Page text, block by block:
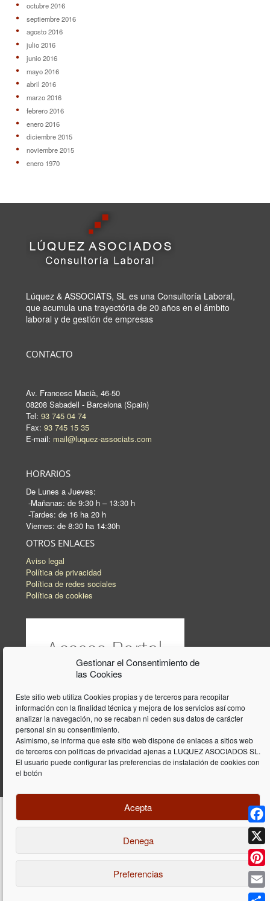
Gestionar el Consentimiento de
las Cookies
Este sitio web utiliza Cookies propias y de terceros para recopilar
información con la finalidad técnica y mejora de los servicios así como
analizar la navegación, no se recaban ni ceden sus datos de carácter
personal sin su consentimiento.
Asimismo, se informa que este sitio web dispone de enlaces a sitios web
de terceros con políticas de privacidad ajenas a LUQUEZ ASOCIADOS SL.
El usuario puede configurar las preferencias de instalación de cookies con
el botón
Acepta
Denega
Preferencias
octubre 2016
septiembre 2016
agosto 2016
julio 2016
junio 2016
mayo 2016
abril 2016
marzo 2016
febrero 2016
enero 2016
diciembre 2015
noviembre 2015
enero 1970
Lúquez & ASSOCIATS, SL es una Consultoría Laboral,
que acumula una trayectória de 20 años en el ámbito
laboral y de gestión de empresas
CONTACTO
Av. Francesc Macià, 46-50
08208 Sabadell - Barcelona (Spain)
Tel: 93 745 04 74
Fax: 93 745 15 35
E-mail: mail@luquez-associats.com
HORARIOS
De Lunes a Jueves:
-Mañanas: de 9:30 h – 13:30 h
-Tardes: de 16 ha 20 h
Viernes: de 8:30 ha 14:30h
OTROS ENLACES
Aviso legal
Política de privacidad
Política de redes sociales
Política de cookies
Diseño y programación web porDieres.com
| Lúquez Associats SL | ©
X
Email